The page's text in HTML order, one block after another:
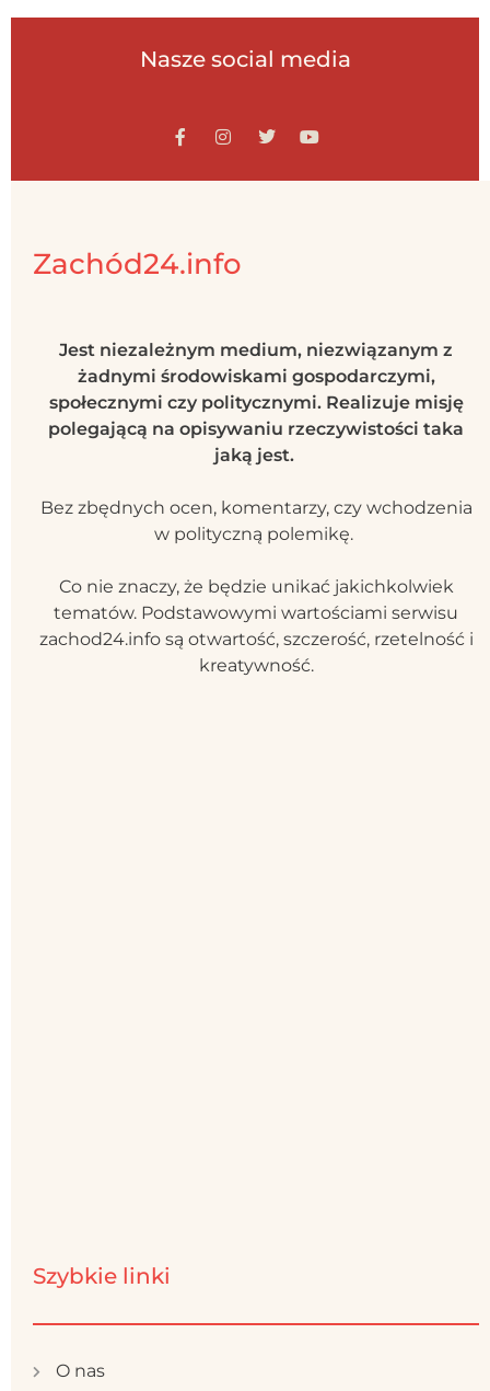
Nasze social media
Zachód24.info
Jest niezależnym medium, niezwiązanym z
żadnymi środowiskami gospodarczymi,
społecznymi czy politycznymi. Realizuje misję
polegającą na opisywaniu rzeczywistości taka
jaką jest.
Bez zbędnych ocen, komentarzy, czy wchodzenia
w polityczną polemikę.
Co nie znaczy, że będzie unikać jakichkolwiek
tematów. Podstawowymi wartościami serwisu
zachod24.info są otwartość, szczerość, rzetelność i
kreatywność.
Szybkie linki
O nas